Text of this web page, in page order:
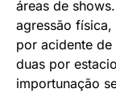
áreas de
agressão
por acidente
duas por
importunação